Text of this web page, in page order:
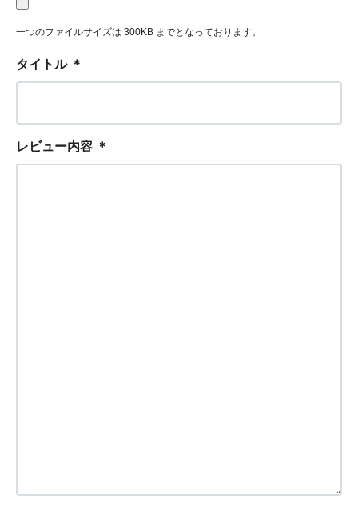
一つのファイルサイズは 300KB までとなっております。
タイトル ＊
レビュー内容 ＊